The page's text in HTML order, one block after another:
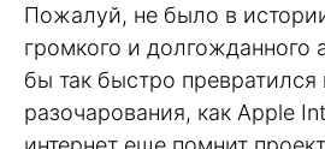
Пожалуй, не было в
громкого и долгожданного
бы так быстро превратился
разочарования, как Apple